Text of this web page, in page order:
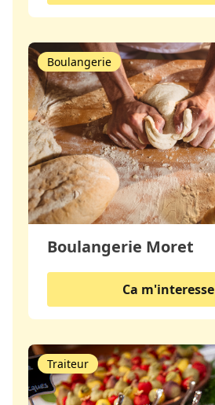
Boulangerie Moret
Boulangerie
Ca m'interesse
Traiteur